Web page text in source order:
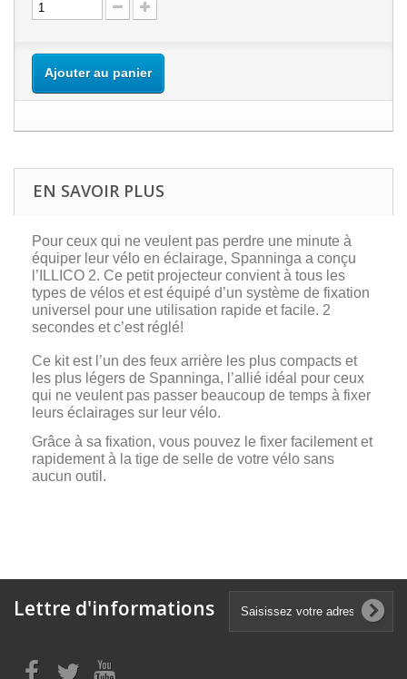
Ajouter au panier
EN SAVOIR PLUS
Pour ceux qui ne veulent pas perdre une minute à
équiper leur vélo en éclairage, Spanninga a conçu
l’ILLICO 2. Ce petit projecteur convient à tous les
types de vélos et est équipé d’un système de fixation
universel pour une utilisation rapide et facile. 2
secondes et c’est réglé!
Ce kit est l’un des feux arrière les plus compacts et
les plus légers de Spanninga, l’allié idéal pour ceux
qui ne veulent pas passer beaucoup de temps à fixer
leurs éclairages sur leur vélo.
Grâce à sa fixation, vous pouvez le fixer facilement et
rapidement à la tige de selle de votre vélo sans
aucun outil.
Lettre d'informations